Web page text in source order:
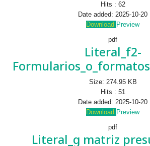
Hits : 62
Date added: 2025-10-20
Download Preview
pdf
Literal_f2-
Size: 274.95 KB
Hits : 51
Date added: 2025-10-20
Download Preview
pdf
Literal_g matriz